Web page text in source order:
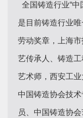
全国铸造行业“中
是目前铸造行业
劳动奖章，上海
艺传承人、铸造
艺术师，西安工业
中国铸造协会技
员、中国铸造协